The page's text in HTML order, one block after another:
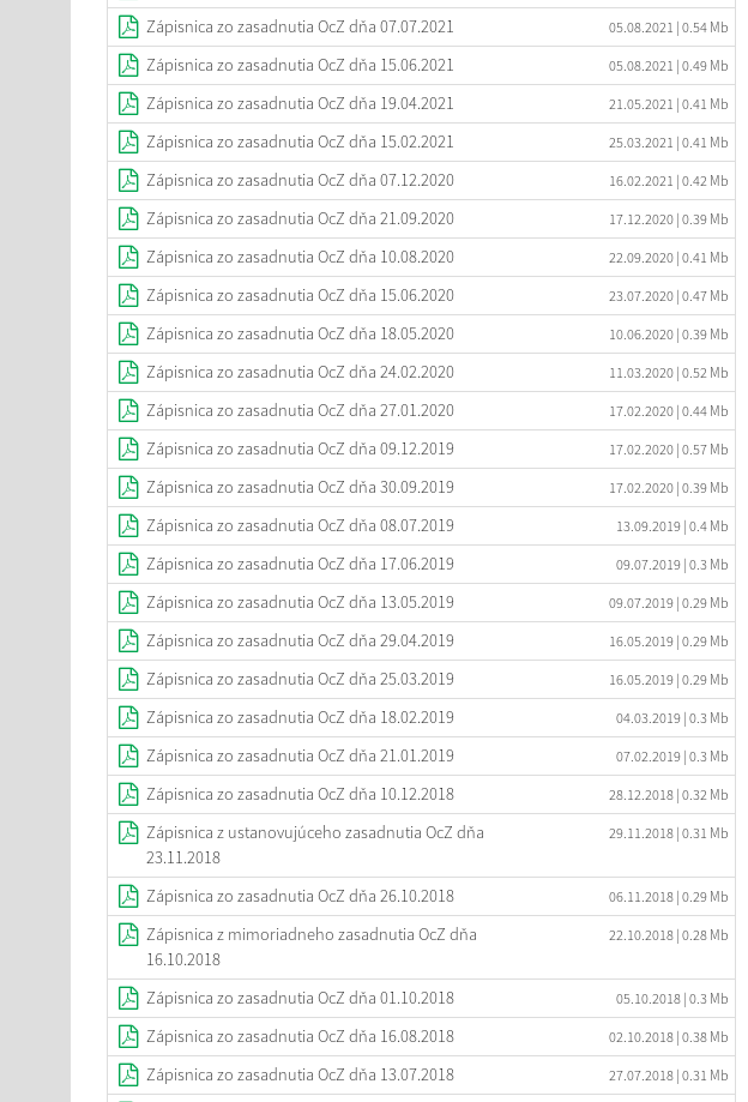
Zápisnica zo zasadnutia OcZ dňa 07.07.2021 05.08.2021 | 0.54 Mb
Zápisnica zo zasadnutia OcZ dňa 15.06.2021 05.08.2021 | 0.49 Mb
Zápisnica zo zasadnutia OcZ dňa 19.04.2021 21.05.2021 | 0.41 Mb
Zápisnica zo zasadnutia OcZ dňa 15.02.2021 25.03.2021 | 0.41 Mb
Zápisnica zo zasadnutia OcZ dňa 07.12.2020 16.02.2021 | 0.42 Mb
Zápisnica zo zasadnutia OcZ dňa 21.09.2020 17.12.2020| 0.39 Mb
Zápisnica zo zasadnutia OcZ dňa 10.08.2020 22.09.2020| 0.41 Mb
Zápisnica zo zasadnutia OcZ dňa 15.06.2020 23.07.2020| 0.47 Mb
Zápisnica zo zasadnutia OcZ dňa 18.05.2020 10.06.2020| 0.39 Mb
Zápisnica zo zasadnutia OcZ dňa 24.02.2020 11.03.2020| 0.52 Mb
Zápisnica zo zasadnutia OcZ dňa 27.01.2020 17.02.2020| 0.44 Mb
Zápisnica zo zasadnutia OcZ dňa 09.12.2019 17.02.2020| 0.57 Mb
Zápisnica zo zasadnutia OcZ dňa 30.09.2019 17.02.2020| 0.39 Mb
Zápisnica zo zasadnutia OcZ dňa 08.07.2019 13.09.2019| 0.4 Mb
Zápisnica zo zasadnutia OcZ dňa 17.06.2019 09.07.2019| 0.3 Mb
Zápisnica zo zasadnutia OcZ dňa 13.05.2019 09.07.2019| 0.29 Mb
Zápisnica zo zasadnutia OcZ dňa 29.04.2019 16.05.2019| 0.29 Mb
Zápisnica zo zasadnutia OcZ dňa 25.03.2019 16.05.2019| 0.29 Mb
Zápisnica zo zasadnutia OcZ dňa 18.02.2019 04.03.2019| 0.3 Mb
Zápisnica zo zasadnutia OcZ dňa 21.01.2019 07.02.2019| 0.3 Mb
Zápisnica zo zasadnutia OcZ dňa 10.12.2018 28.12.2018| 0.32 Mb
Zápisnica z ustanovujúceho zasadnutia OcZ dňa
23.11.2018
29.11.2018| 0.31 Mb
Zápisnica zo zasadnutia OcZ dňa 26.10.2018 06.11.2018| 0.29 Mb
Zápisnica z mimoriadneho zasadnutia OcZ dňa
16.10.2018
22.10.2018| 0.28 Mb
Zápisnica zo zasadnutia OcZ dňa 01.10.2018 05.10.2018| 0.3 Mb
Zápisnica zo zasadnutia OcZ dňa 16.08.2018 02.10.2018| 0.38 Mb
Zápisnica zo zasadnutia OcZ dňa 13.07.2018 27.07.2018| 0.31 Mb